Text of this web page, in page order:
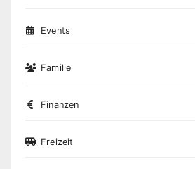
Events
Familie
Finanzen
Freizeit